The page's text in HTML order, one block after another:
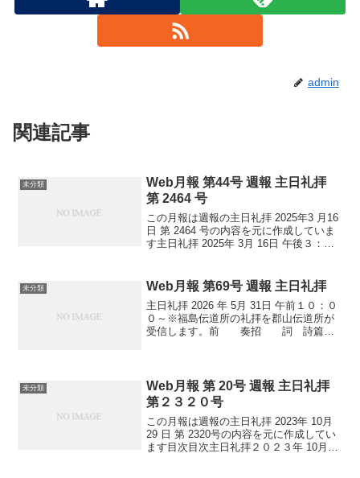
admin
関連記事
未分類
Web月報 第44号 週報 主日礼拝
第 2464 号
この月報は週報の主日礼拝 2025年3 月16
日 第 2464 号の内容を元に作成していま
す主日礼拝 2025年 3月 16日 午後３：０
読 ４４篇 (後半)主の祈...
未分類 Web月報 第69号 週報 主日礼拝
主日礼拝 2026 年 5月 31日 午前１０：０
０～※福島伝道所の礼拝を郡山伝道所が
受信します。前 奏招 詞 詩篇３
説 ...
未分類
Web月報 第 20号 週報 主日礼拝
第２３２０号
この月報は週報の主日礼拝 2023年 10月
29 日 第 2320号の内容を元に作成してい
ます目次目次主日礼拝２０２３年 10月